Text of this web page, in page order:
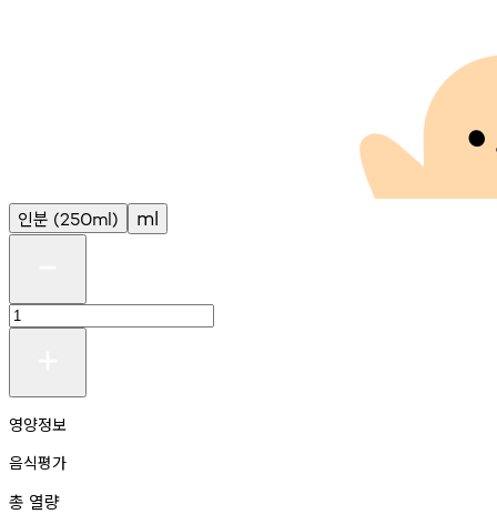
인분 (250ml) ml
영양정보
음식평가
총 열량